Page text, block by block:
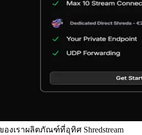
องเราผลิตภัณฑ์ที่อุทิศ Shredstream